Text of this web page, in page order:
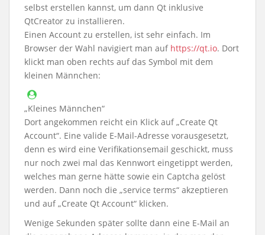
selbst erstellen kannst, um dann Qt inklusive
QtCreator zu installieren.
Einen Account zu erstellen, ist sehr einfach. Im
Browser der Wahl navigiert man auf https://qt.io. Dort
klickt man oben rechts auf das Symbol mit dem
kleinen Männchen:
„Kleines Männchen“
Dort angekommen reicht ein Klick auf „Create Qt
Account“. Eine valide E-Mail-Adresse vorausgesetzt,
denn es wird eine Verifikationsemail geschickt, muss
nur noch zwei mal das Kennwort eingetippt werden,
welches man gerne hätte sowie ein Captcha gelöst
werden. Dann noch die „service terms“ akzeptieren
und auf „Create Qt Account“ klicken.
Wenige Sekunden später sollte dann eine E-Mail an